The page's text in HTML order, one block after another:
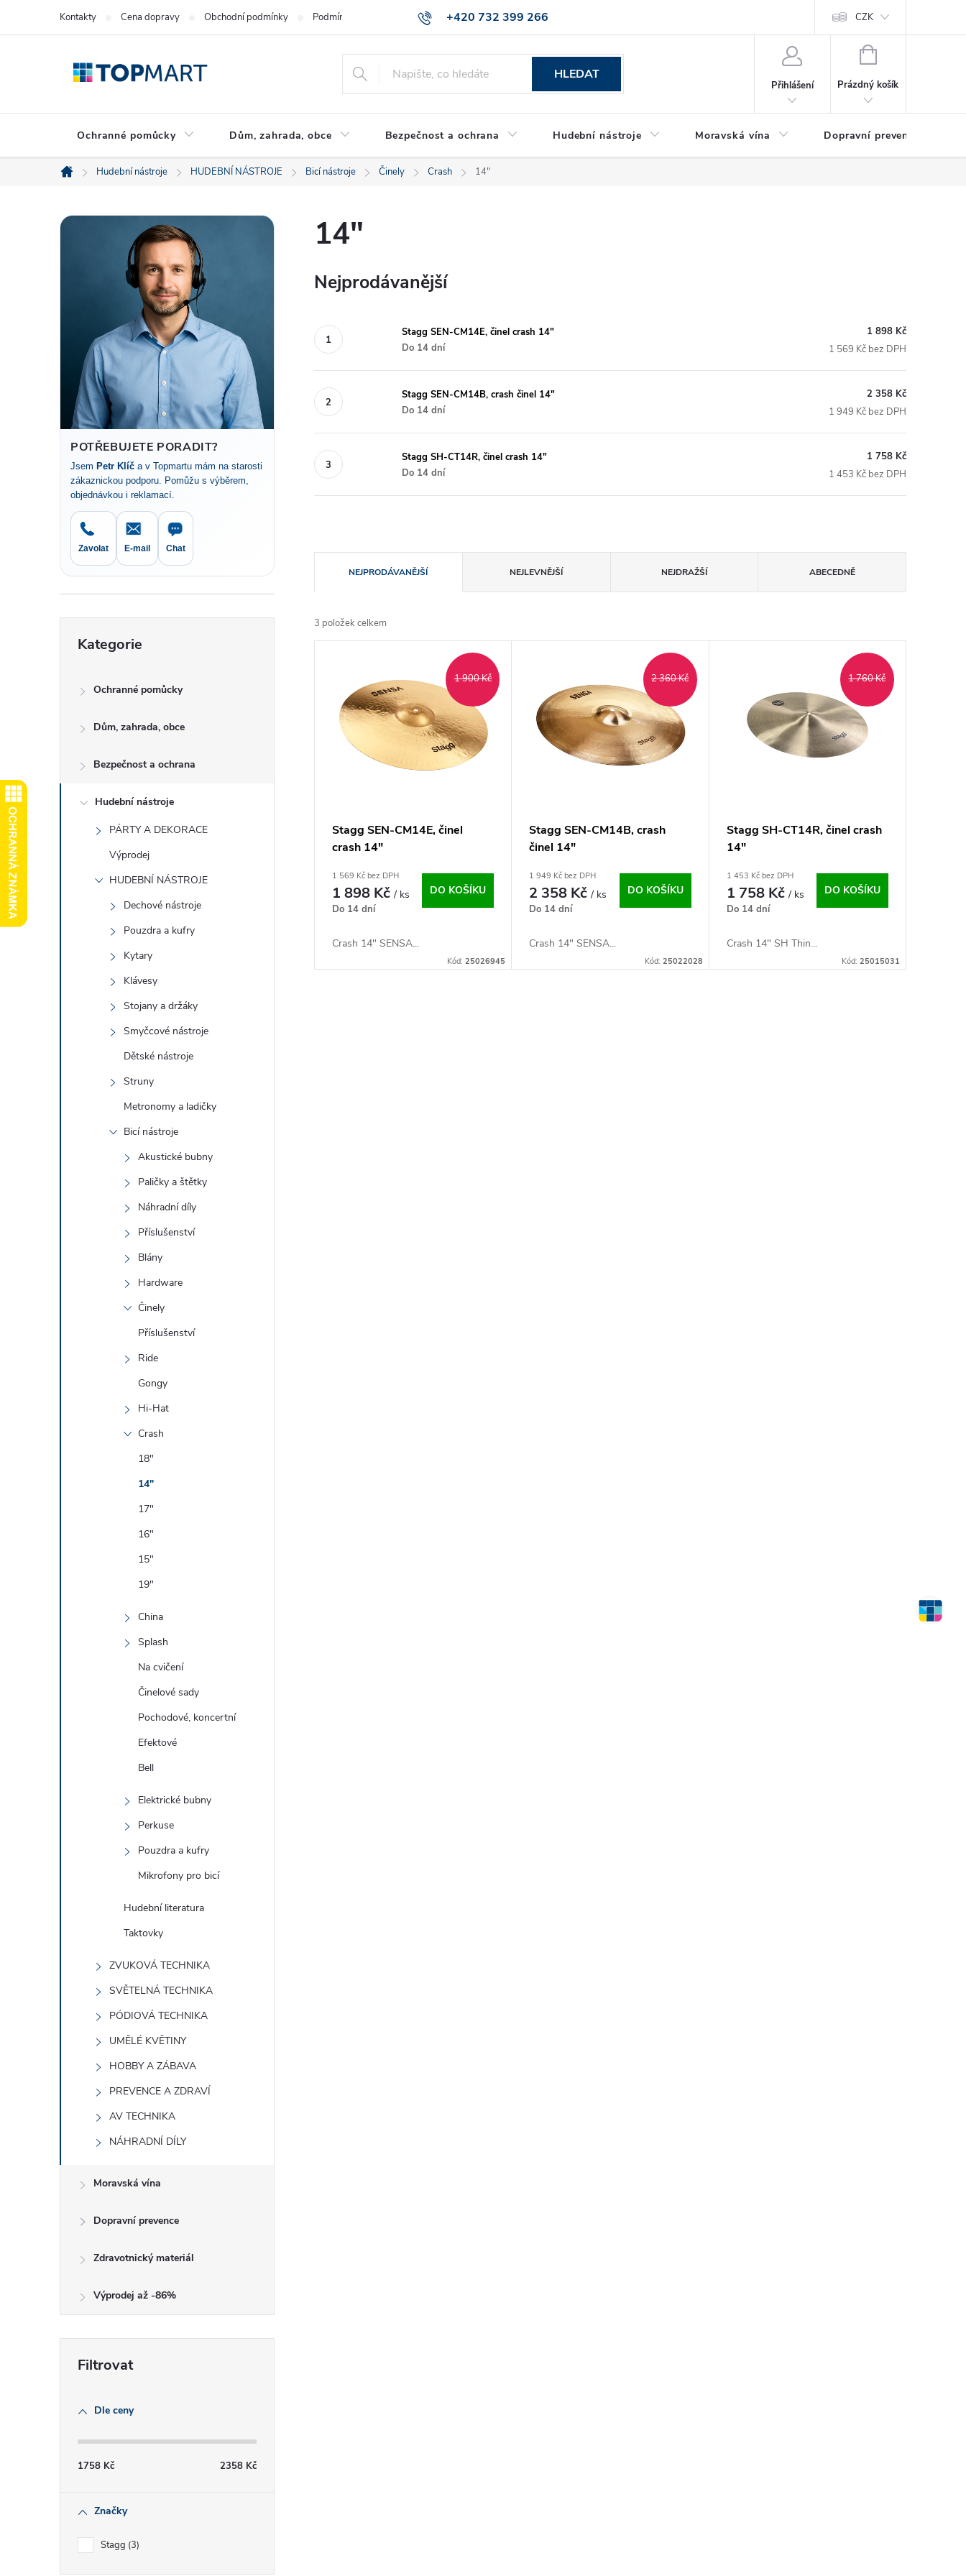
+420 732 399 266
Kontakty Cena dopravy Obchodní podmínky Podmínky ochrany osobních údajů Reklamace zboží CZK
HLEDAT
Přihlášení
NÁKUPNÍ
Prázdný košík
Ochranné pomůcky Dům, zahrada, obce Bezpečnost a ochrana Hudební nástroje Moravská vína Dopravní prevence
Domů
Hudební nástroje HUDEBNÍ NÁSTROJE Bicí nástroje Činely Crash 14"
P
a
n
n
p
a
n
POTŘEBUJETE PORADIT?
Jsem Petr Klíč a v Topmartu mám na starosti
zákaznickou podporu. Pomůžu s výběrem,
objednávkou i reklamací.
Zavolat E-mail Chat
kategorie
Kategorie
Ochranné pomůcky
Dům, zahrada, obce
Bezpečnost a ochrana
Hudební nástroje
PÁRTY A DEKORACE
Výprodej
HUDEBNÍ NÁSTROJE
Dechové nástroje
Pouzdra a kufry
Kytary
Klávesy
Stojany a držáky
Smyčcové nástroje
Dětské nástroje
Struny
Metronomy a ladičky
Bicí nástroje
Akustické bubny
Paličky a štětky
Náhradní díly
Příslušenství
Blány
Hardware
Činely
Příslušenství
Ride
Gongy
Hi-Hat
Crash
18"
14"
17"
16"
15"
19"
China
Splash
Na cvičení
Činelové sady
Pochodové, koncertní
Efektové
Bell
Elektrické bubny
Perkuse
Pouzdra a kufry
Mikrofony pro bicí
Hudební literatura
Taktovky
ZVUKOVÁ TECHNIKA
SVĚTELNÁ TECHNIKA
PÓDIOVÁ TECHNIKA
UMĚLÉ KVĚTINY
HOBBY A ZÁBAVA
PREVENCE A ZDRAVÍ
AV TECHNIKA
NÁHRADNÍ DÍLY
Moravská vína
Dopravní prevence
Zdravotnický materiál
Výprodej až -86%
Dle ceny
1758 Kč 2358 Kč
Značky
Stagg 3
14"
Nejprodávanější
Stagg SEN-CM14E, činel crash 14"
Do 14 dní
1 898 Kč
1 569 Kč bez DPH
Stagg SEN-CM14B, crash činel 14"
Do 14 dní
2 358 Kč
1 949 Kč bez DPH
Stagg SH-CT14R, činel crash 14"
Do 14 dní
1 758 Kč
1 453 Kč bez DPH
a
z
k
NEJPRODÁVANĚJŠÍ NEJLEVNĚJŠÍ NEJDRAŽŠÍ ABECEDNĚ
3 položek celkem
u
1 900 Kč
Stagg SEN-CM14E, činel
crash 14"
1 569 Kč bez DPH
1 898 Kč/ ks
Do 14 dní
DO KOŠÍKU
Crash 14" SENSA...
Kód:25026945
2 360 Kč
Stagg SEN-CM14B, crash
činel 14"
1 949 Kč bez DPH
2 358 Kč/ ks
Do 14 dní
DO KOŠÍKU
Crash 14" SENSA...
Kód: 25022028
1 760 Kč
Stagg SH-CT14R, činel crash
14"
1 453 Kč bez DPH
1 758 Kč/ ks
Do 14 dní
DO KOŠÍKU
Crash 14" SH Thin...
Kód: 25015031